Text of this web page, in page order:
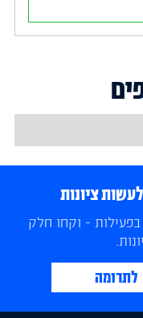
ציונות
- וקחו חלק
לתרומה